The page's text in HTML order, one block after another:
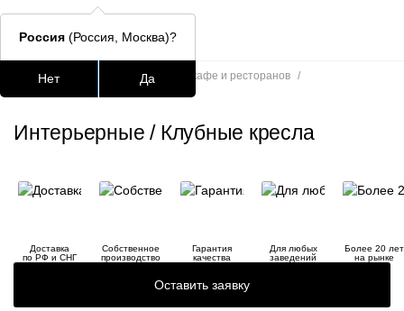
Столешницы
lars
шафран
Главная Кресла для кафе и ресторанов /
Интерьерные / Клубные кресла
Интерьерные / Клубные кресла
Доставка
по РФ и СНГ
Собственное
производство
Гарантия
качества
Для любых
заведений
Более 20 лет
на рынке
Оставить заявку
Россия (Россия, Москва)?
Нет Да